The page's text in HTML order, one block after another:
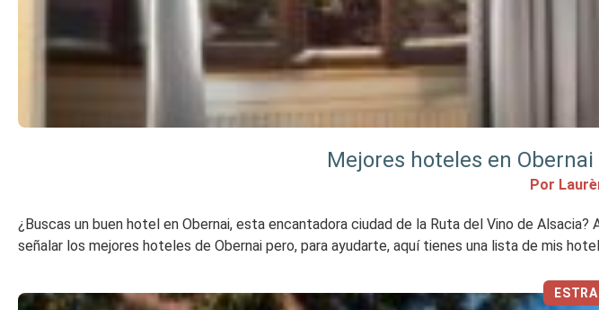
Mejores hoteles en
Por
¿Buscas un buen hotel en Obernai, esta encantadora ciudad de la Ruta del Vino de
señalar los mejores hoteles de Obernai pero, para ayudarte, aquí tienes una lista de mis